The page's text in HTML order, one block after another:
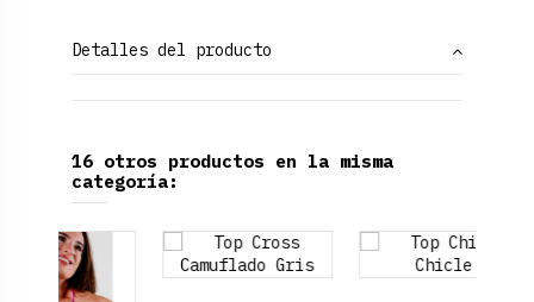
Detalles del producto
16 otros productos en la misma
categoría: